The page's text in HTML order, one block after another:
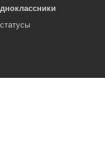
статусы